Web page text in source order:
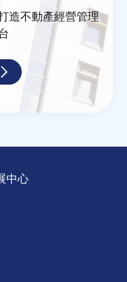
造不動產經營管理
中心